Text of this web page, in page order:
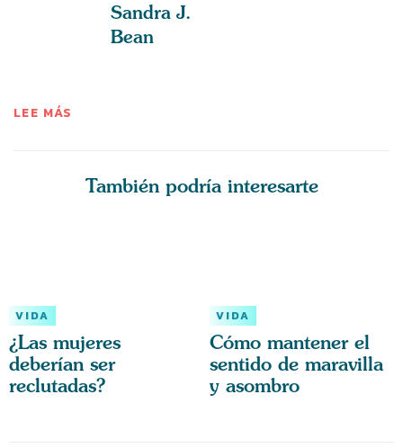
Sandra J.
Bean
LEE MÁS
También podría interesarte
VIDA
¿Las mujeres
deberían ser
reclutadas?
VIDA
Cómo mantener el
sentido de maravilla
y asombro